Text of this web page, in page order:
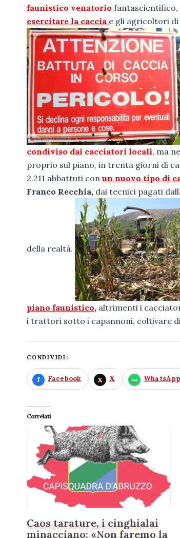
faunistico venatorio fantascientifico,
esercitare la cacciae gli agricoltori
condiviso dai cacciatori locali, ma
proprio sul piano, in trenta giorni di
2.211 abbattuti con un nuovo tipo di
Franco Recchia, dai tecnici pagati
della realtà.
piano faunistico, altrimenti i
i trattori sotto i capannoni, coltivare
CONDIVIDI:
Facebook X WhatsApp
Correlati
Caos tarature, i cinghialai
minacciano: «Non faremo la